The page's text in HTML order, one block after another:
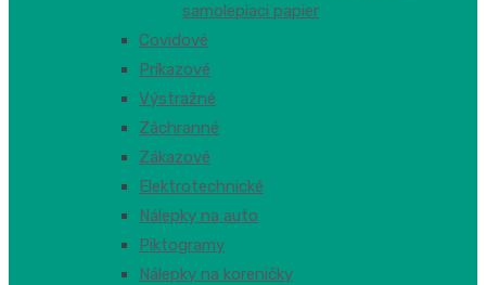
samolepiaci papier
Covidové
Príkazové
Výstražné
Záchranné
Zákazové
Elektrotechnické
Nálepky na auto
Piktogramy
Nálepky na koreničky